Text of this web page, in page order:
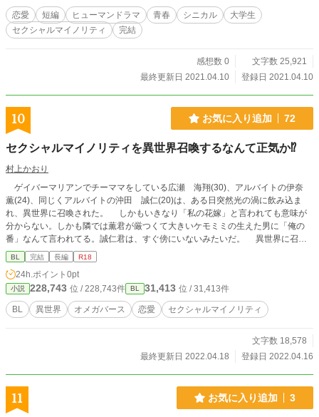
恋愛 短編 ヒューマンドラマ 青春 シニカル
大学生
セクシャルマイノリティ
完結
感想数 0
文字数 25,921
最終更新日 2021.04.10
登録日 2021.04.10
10 お気に入り追加 72
セクシャルマイノリティを異世界召喚するなんて正気か⁉
村上かおり
ゲイバーマリアンでチーママをしている広瀬 海翔(30)、アルバイトの伊奈
薫(24)、同じくアルバイトの沖田 誠仁(20)は、ある日突然光の渦に飲み込ま
れ、異世界に召喚された。 しかもいきなり「私の花嫁」と言われても意味が
分からない。しかも隣では薫君が厳つくて大きいケモミミの生えた男に「俺の
番」なんて言われてる。誠仁君は、すぐ傍にいないみたいだ。 異世界に召喚
された3人のセクシャルマイノリティな男子たちがオメガだと言われたり、番だ
と言われたりして相手とラブラブしていく話です。 取り合えず一人ずつ話を
上げていきますので、長めになると思います。 またオメガバースの設定もと
ころどころ自己流が入るかもしれませんが、そこのところは何となく流していた
だければ。 オメガバースものですが、広瀬、伊奈の2人は番ができるので、オ
メガバース色は少な目かも。沖田君は、お相手が2人になるやも。
BL 完結 長編 R18
24h.ポイント 0pt
小説 228,743 位 / 228,743件 BL 31,413 位 / 31,413件
BL 異世界 オメガバース 恋愛 セクシャルマイノリティ
文字数 18,578
最終更新日 2022.04.18
登録日 2022.04.16
11 お気に入り追加 3